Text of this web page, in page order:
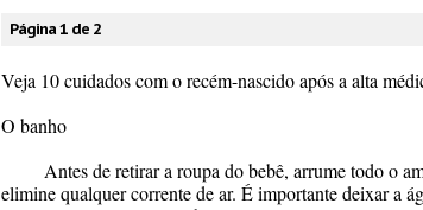
Página 1 de 2
Veja 10 cuidados com o recém-nascido após a alta
O banho
Antes de retirar a roupa do bebê, arrume todo o
elimine qualquer corrente de ar. É importante deixar a